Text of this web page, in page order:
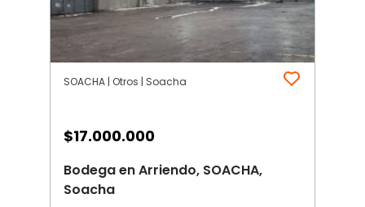
SOACHA | Otros | Soacha
$17.000.000
Bodega en Arriendo, SOACHA,
Soacha